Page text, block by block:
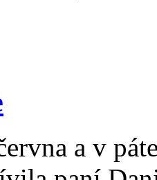
a v